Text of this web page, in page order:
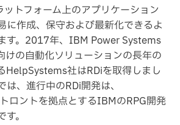
トフォーム上のアプリケーション
に作成、保守および最新化できるよ
す。2017年、IBM Power Systems
けの自動化ソリューションの長年の
HelpSystems社はRDiを取得しまし
、進行中のRDi開発は、
ロントを拠点とするIBMのRPG開発
。